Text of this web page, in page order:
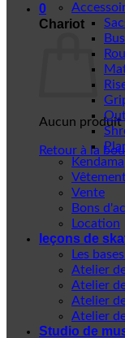
0
Chariot
Aucun produit
Retour à la
Kendama
Vente
Bons
Location
leçons de
Les
Atelier
Atelier
Atelier
Atelier
Studio de